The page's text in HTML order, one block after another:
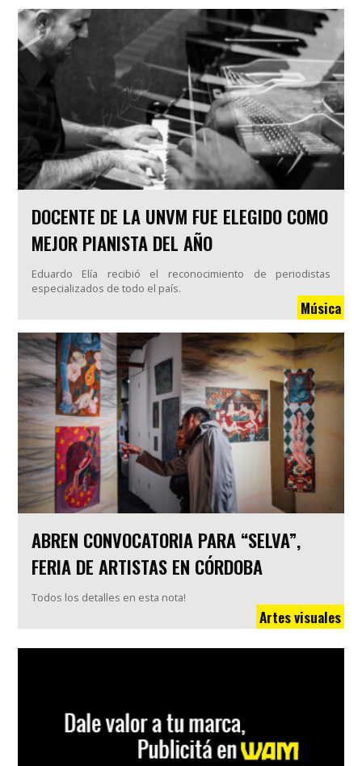
DOCENTE DE LA UNVM FUE ELEGIDO COMO
MEJOR PIANISTA DEL AÑO
Eduardo Elía recibió el reconocimiento de periodistas
especializados de todo el país.
Música
ABREN CONVOCATORIA PARA “SELVA”,
FERIA DE ARTISTAS EN CÓRDOBA
Todos los detalles en esta nota!
Artes visuales